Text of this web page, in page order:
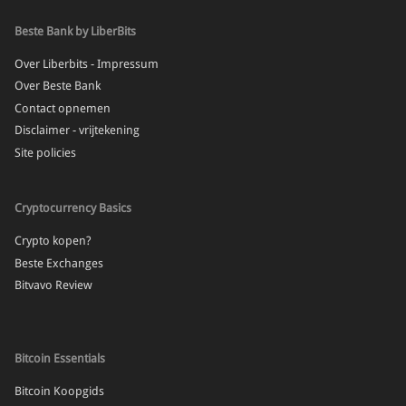
Beste Bank by LiberBits
Over Liberbits - Impressum
Over Beste Bank
Contact opnemen
Disclaimer - vrijtekening
Site policies
Cryptocurrency Basics
Crypto kopen?
Beste Exchanges
Bitvavo Review
Bitcoin Essentials
Bitcoin Koopgids